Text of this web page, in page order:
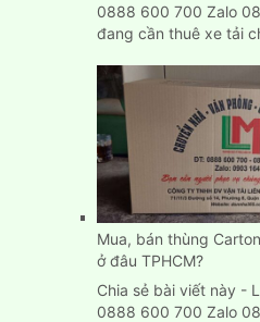
0888 600 700 Zalo
đang cần thuê xe tải
Mua, bán thùng
ở đâu TPHCM?
Chia sẻ bài viết này -
0888 600 700 Zalo